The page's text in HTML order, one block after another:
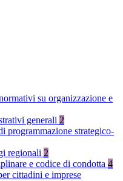
su organizzazione e
generali 2
programmazione strategico-
regionali 2
e codice di condotta 4
cittadini e imprese